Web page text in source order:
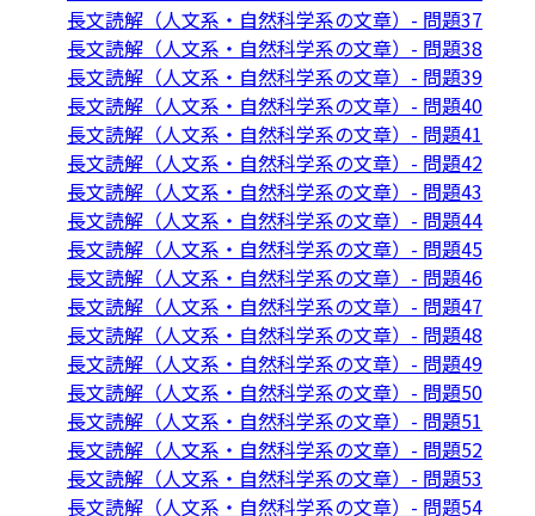
長文読解（人文系・自然科学系の文章）- 問題37
長文読解（人文系・自然科学系の文章）- 問題38
長文読解（人文系・自然科学系の文章）- 問題39
長文読解（人文系・自然科学系の文章）- 問題40
長文読解（人文系・自然科学系の文章）- 問題41
長文読解（人文系・自然科学系の文章）- 問題42
長文読解（人文系・自然科学系の文章）- 問題43
長文読解（人文系・自然科学系の文章）- 問題44
長文読解（人文系・自然科学系の文章）- 問題45
長文読解（人文系・自然科学系の文章）- 問題46
長文読解（人文系・自然科学系の文章）- 問題47
長文読解（人文系・自然科学系の文章）- 問題48
長文読解（人文系・自然科学系の文章）- 問題49
長文読解（人文系・自然科学系の文章）- 問題50
長文読解（人文系・自然科学系の文章）- 問題51
長文読解（人文系・自然科学系の文章）- 問題52
長文読解（人文系・自然科学系の文章）- 問題53
長文読解（人文系・自然科学系の文章）- 問題54